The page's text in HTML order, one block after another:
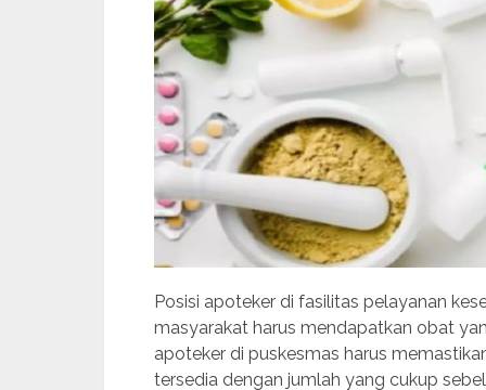
Posisi apoteker di fasilitas pelayanan
masyarakat harus mendapatkan obat
apoteker di puskesmas harus
tersedia dengan jumlah yang cukup